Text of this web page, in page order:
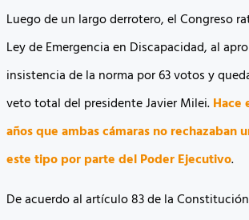
Luego de un largo derrotero, el Congreso
Ley de Emergencia en Discapacidad, al
insistencia de la norma por 63 votos y
veto total del presidente Javier Milei.Hace
años que ambas cámaras no rechazaban
este tipo por parte del Poder Ejecutivo.
De acuerdo al artículo 83 de la